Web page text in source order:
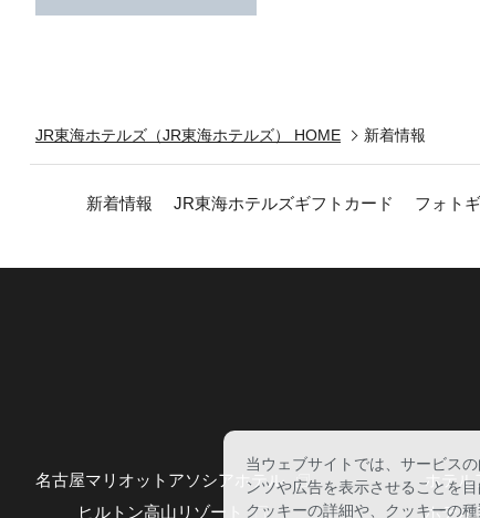
JR東海ホテルズ（JR東海ホテルズ） HOME 新着情報
新着情報 JR東海ホテルズギフトカード フォト
名古屋マリオットアソシアホテル
ヒルトン高山リゾート
ホテル
ホテル
当ウェブサイトでは、サービス
ンツや広告を表示させることを
クッキーの詳細や、クッキーの